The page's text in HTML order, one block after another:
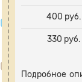
400 руб.
330 руб.
Подробное